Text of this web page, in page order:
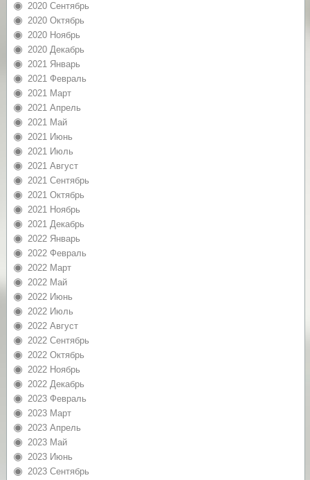
2020 Сентябрь
2020 Октябрь
2020 Ноябрь
2020 Декабрь
2021 Январь
2021 Февраль
2021 Март
2021 Апрель
2021 Май
2021 Июнь
2021 Июль
2021 Август
2021 Сентябрь
2021 Октябрь
2021 Ноябрь
2021 Декабрь
2022 Январь
2022 Февраль
2022 Март
2022 Май
2022 Июнь
2022 Июль
2022 Август
2022 Сентябрь
2022 Октябрь
2022 Ноябрь
2022 Декабрь
2023 Февраль
2023 Март
2023 Апрель
2023 Май
2023 Июнь
2023 Сентябрь